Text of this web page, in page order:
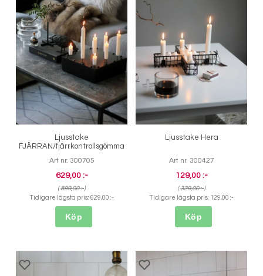
Ljusstake
FJÄRRAN/fjärrkontrollsgömma
Art nr. 300705
629,00 :-
(899,00 :-)
Tidigare lägsta pris: 629,00 :-
Köp
Ljusstake Hera
Art nr. 300427
129,00 :-
(329,00 :-)
Tidigare lägsta pris: 129,00 :-
Köp